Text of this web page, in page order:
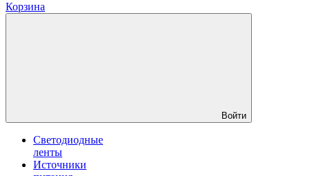
Корзина
Войти
Светодиодные
ленты
Источники